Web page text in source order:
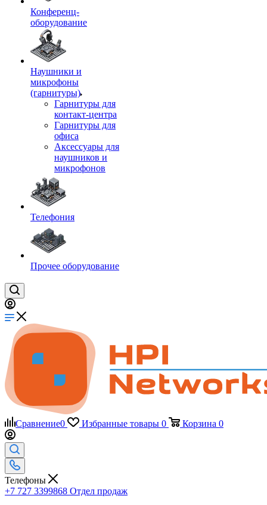
Конференц-
оборудование
Наушники и
микрофоны
(гарнитуры)
Гарнитуры для
контакт-центра
Гарнитуры для
офиса
Аксессуары для
наушников и
микрофонов
Телефония
Прочее оборудование
Сравнение0 Избранные товары 0 Корзина 0
Телефоны
+7 727 3399868 Отдел продаж